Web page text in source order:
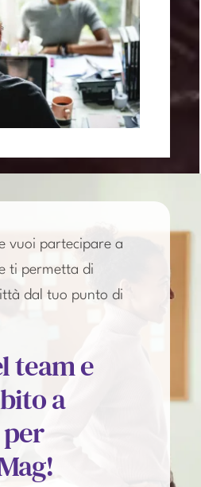
vuoi partecipare a
ti permetta di
dal tuo punto di
team e
a